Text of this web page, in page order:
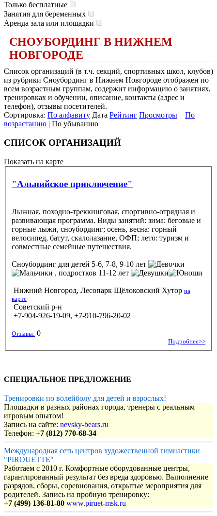
Только бесплатные
Занятия для беременных
Аренда зала или площадки
СНОУБОРДИНГ В НИЖНЕМ
НОВГОРОДЕ
Список организаций (в т.ч. секций, спортивных школ, клубов)
из рубрики Сноубординг в Нижнем Новгороде отображен по
всем возрастным группам, содержит информацию о занятиях,
тренировках и обучении, описание, контакты (адрес и
телефон), отзывы посетителей.
Сортировка: По алфавиту Дата Рейтинг Просмотры
По
возрастанию | По убыванию
СПИСОК ОРГАНИЗАЦИЙ
Показать на карте
"Альпийское приключение"
Лыжная, походно-треккинговая, спортивно-отрядная и
развивающая программа. Виды занятий: зима: беговые и
горные лыжи, сноубординг; осень, весна: горный
велосипед, батут, скалолазание, ОФП; лето: туризм и
совместные семейные путешествия.
Сноубординг для детей 5-6, 7-8, 9-10 лет
, подростков 11-12 лет
Нижний Новгород, Лесопарк Щёлоковский Хутор на
карте
Советский р-н
+7-904-926-19-09, +7-910-796-20-02
Отзывы: 0
Подробнее>>
СПЕЦИАЛЬНОЕ ПРЕДЛОЖЕНИЕ
Тренировки по волейболу для детей и взрослых!
Площадки в разных районах города, тренеры с реальным
игровым опытом!
Запись на сайте: nevsky-bears.ru
Телефон: +7 (812) 770-68-34
Международная сеть центров художественной гимнастики
"PIROUETTE"
Работаем с 2010 г. Комфортные оборудованные центры,
гарантированный результат без вреда здоровью. Выполнение
разрядов, сборы, соревнования, открытые мероприятия для
родителей. Запись на пробную тренировку:
+7 (499) 136-81-80 www.piruet-msk.ru